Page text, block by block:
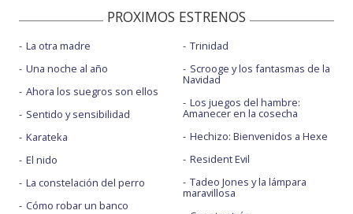
PROXIMOS ESTRENOS
La otra madre
Una noche al año
Ahora los suegros son ellos
Sentido y sensibilidad
Karateka
El nido
La constelación del perro
Cómo robar un banco
Trinidad
Scrooge y los fantasmas de la
Navidad
Los juegos del hambre:
Amanecer en la cosecha
Hechizo: Bienvenidos a Hexe
Resident Evil
Tadeo Jones y la lámpara
maravillosa